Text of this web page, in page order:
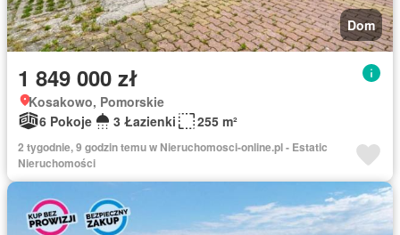
Dom
1 849 000 zł
Kosakowo, Pomorskie
6 Pokoje
3 Łazienki 255 m²
2 tygodnie, 9 godzin temu w Nieruchomosci-online.pl - Estatic
Nieruchomości